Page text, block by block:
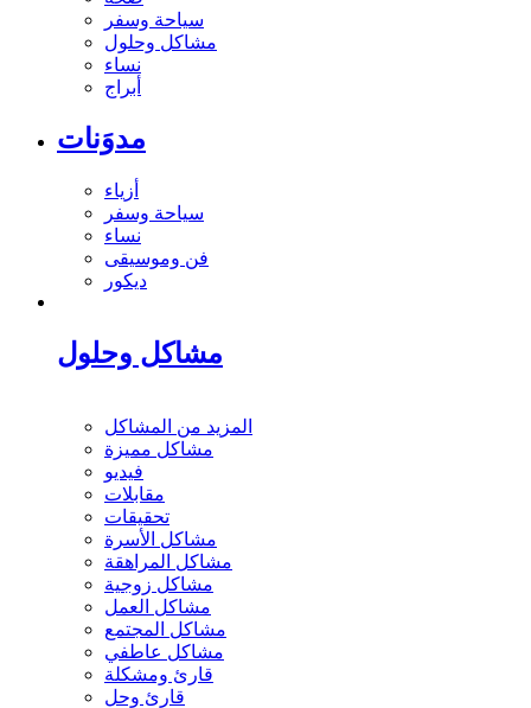
سياحة وسفر
مشاكل وحلول
نساء
أبراج
مدوَنات
أزياء
سياحة وسفر
نساء
فن وموسيقى
ديكور
مشاكل وحلول
المزيد من المشاكل
مشاكل مميزة
فيديو
مقابلات
تحقيقات
مشاكل الأسرة
مشاكل المراهقة
مشاكل زوجية
مشاكل العمل
مشاكل المجتمع
مشاكل عاطفي
قارئ ومشكلة
قارئ وحل